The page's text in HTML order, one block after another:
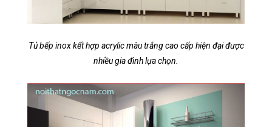
Tủ bếp inox kết hợp acrylic màu trắng cao cấp hiện đại được
nhiều gia đình lựa chọn.